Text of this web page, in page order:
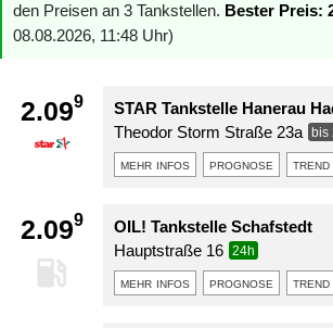
den Preisen an 3 Tankstellen. Bester Preis:
08.08.2026, 11:48 Uhr)
2.099
STAR Tankstelle Hanerau
Theodor Storm Straße 23a
bis
mehr infos prognose trend
2.099
OIL! Tankstelle Schafstedt
Hauptstraße 16
24h
mehr infos prognose trend